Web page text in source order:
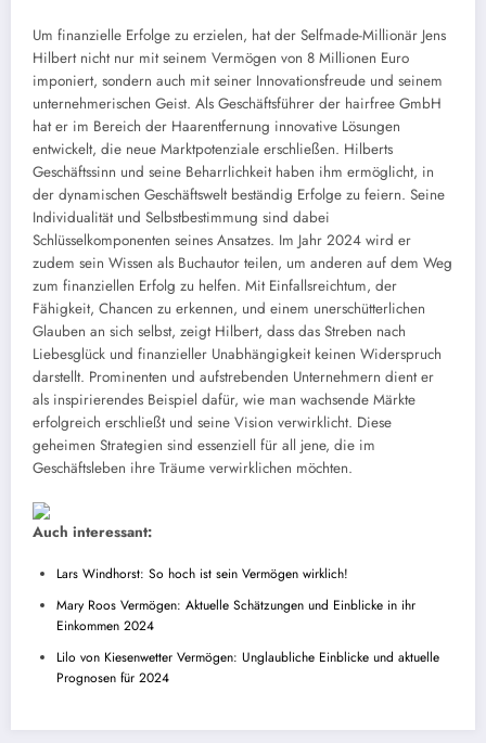
Um finanzielle Erfolge zu erzielen, hat der Selfmade-Millionär Jens
Hilbert nicht nur mit seinem Vermögen von 8 Millionen Euro
imponiert, sondern auch mit seiner Innovationsfreude und seinem
unternehmerischen Geist. Als Geschäftsführer der hairfree GmbH
hat er im Bereich der Haarentfernung innovative Lösungen
entwickelt, die neue Marktpotenziale erschließen. Hilberts
Geschäftssinn und seine Beharrlichkeit haben ihm ermöglicht, in
der dynamischen Geschäftswelt beständig Erfolge zu feiern. Seine
Individualität und Selbstbestimmung sind dabei
Schlüsselkomponenten seines Ansatzes. Im Jahr 2024 wird er
zudem sein Wissen als Buchautor teilen, um anderen auf dem Weg
zum finanziellen Erfolg zu helfen. Mit Einfallsreichtum, der
Fähigkeit, Chancen zu erkennen, und einem unerschütterlichen
Glauben an sich selbst, zeigt Hilbert, dass das Streben nach
Liebesglück und finanzieller Unabhängigkeit keinen Widerspruch
darstellt. Prominenten und aufstrebenden Unternehmern dient er
als inspirierendes Beispiel dafür, wie man wachsende Märkte
erfolgreich erschließt und seine Vision verwirklicht. Diese
geheimen Strategien sind essenziell für all jene, die im
Geschäftsleben ihre Träume verwirklichen möchten.
Auch interessant:
Lars Windhorst: So hoch ist sein Vermögen wirklich!
Mary Roos Vermögen: Aktuelle Schätzungen und Einblicke in ihr
Einkommen 2024
Lilo von Kiesenwetter Vermögen: Unglaubliche Einblicke und aktuelle
Prognosen für 2024